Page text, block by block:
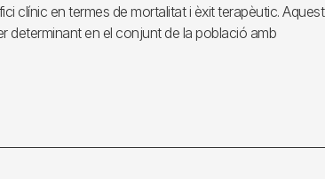
clínic en termes de mortalitat i èxit terapèutic. Aquest
determinant en el conjunt de la població amb